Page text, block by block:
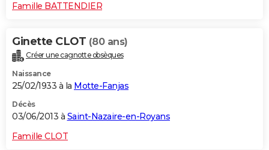
Famille BATTENDIER
Ginette CLOT (80 ans)
Créer une cagnotte obsèques
Naissance
25/02/1933 à la Motte-Fanjas
Décès
03/06/2013 à Saint-Nazaire-en-Royans
Famille CLOT